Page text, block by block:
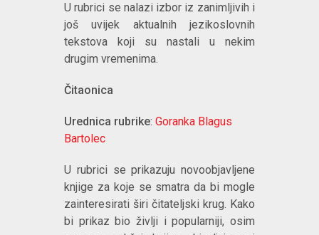
U rubrici se nalazi izbor iz zanimljivih i
još uvijek aktualnih jezikoslovnih
tekstova koji su nastali u nekim
drugim vremenima.
Čitaonica
Urednica rubrike: Goranka Blagus
Bartolec
U rubrici se prikazuju novoobjavljene
knjige za koje se smatra da bi mogle
zainteresirati širi čitateljski krug. Kako
bi prikaz bio življi i popularniji, osim